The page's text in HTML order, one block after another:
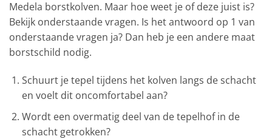
Medela borstkolven. Maar hoe weet je of deze juist is?
Bekijk onderstaande vragen. Is het antwoord op 1 van
onderstaande vragen ja? Dan heb je een andere maat
borstschild nodig.
Schuurt je tepel tijdens het kolven langs de schacht
en voelt dit oncomfortabel aan?
Wordt een overmatig deel van de tepelhof in de
schacht getrokken?